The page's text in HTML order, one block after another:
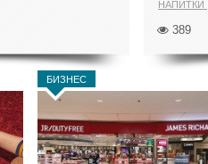
НАПИТКИ
389
БИЗНЕС